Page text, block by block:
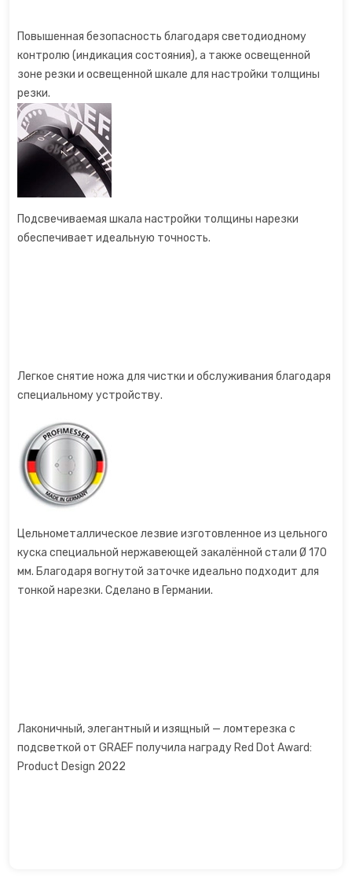
Повышенная безопасность благодаря светодиодному
контролю (индикация состояния), а также освещенной
зоне резки и освещенной шкале для настройки толщины
резки.
Подсвечиваемая шкала настройки толщины нарезки
обеспечивает идеальную точность.
Легкое снятие ножа для чистки и обслуживания благодаря
специальному устройству.
Цельнометаллическое лезвие изготовленное из цельного
куска специальной нержавеющей закалённой стали Ø 170
мм. Благодаря вогнутой заточке идеально подходит для
тонкой нарезки. Сделано в Германии.
Лаконичный, элегантный и изящный — ломтерезка с
подсветкой от GRAEF получила награду Red Dot Award:
Product Design 2022